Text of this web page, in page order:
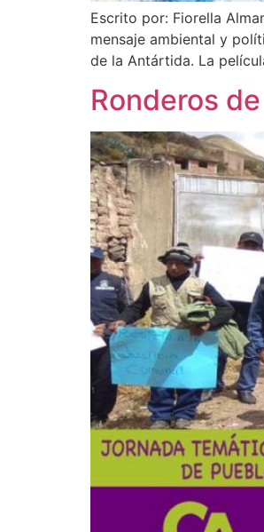
Escrito por: Fiorella
mensaje ambiental y
de la Antártida. La
Ronderos